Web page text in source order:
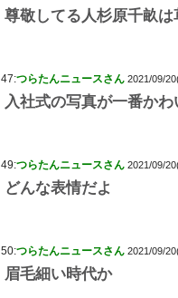
尊敬してる人杉原千畝は
47:つらたんニュースさん 2021/09/
入社式の写真が一番かわ
49:つらたんニュースさん 2021/09/
どんな表情だよ
50:つらたんニュースさん 2021/09/
眉毛細い時代か